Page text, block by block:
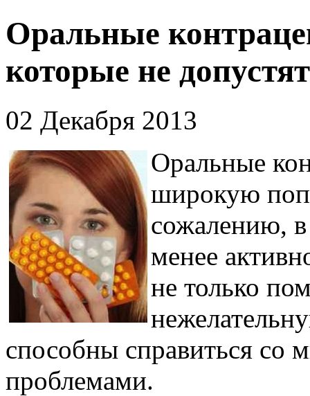
Оральные
которые не
02 Декабря 2013
Оральные
широкую
сожалению,
менее
не только
способны справиться со
проблемами.